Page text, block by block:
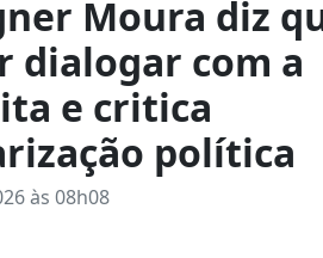
Moura diz
dialogar com a
e critica
política
às 08h08